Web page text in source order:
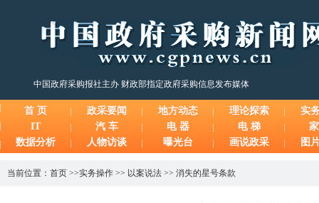
中国政府采购报社主办 财政部指定政府采购信息发布媒体
首 页 政采要闻 地方动态 理论探索
实
IT
汽 车 电 器 电 梯
数据分析
人物访谈 曝光台 画说政采 图
当前位置： 首页 >>实务操作 >> 以案说法 >> 消失的星号条款